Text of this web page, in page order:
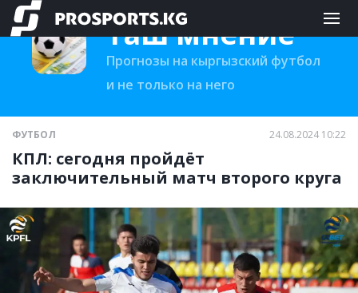
Таш мнение
Прогнозы на кыргызский футбол
и не только на него
ФУТБОЛ 24.08.2024 10:22
КПЛ: сегодня пройдёт
заключительный матч второго круга